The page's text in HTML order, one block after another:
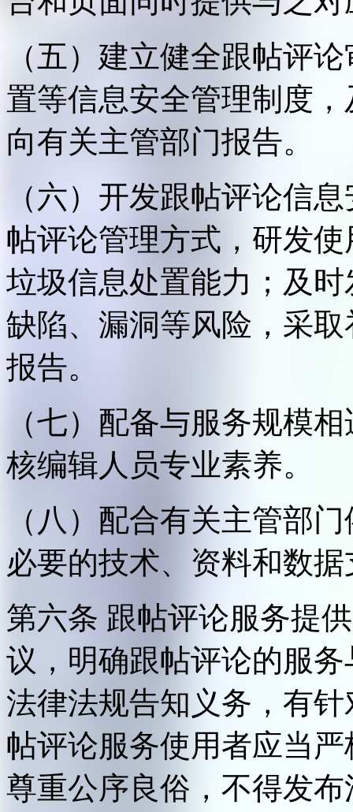
（五）建立健全跟帖评
置等信息安全管理制度
向有关主管部门报告。
（六）开发跟帖评论信
帖评论管理方式，研发
垃圾信息处置能力；及
缺陷、漏洞等风险，采
报告。
（七）配备与服务规模
核编辑人员专业素养。
（八）配合有关主管部
必要的技术、资料和数
第六条 跟帖评论服务提
议，明确跟帖评论的服
法律法规告知义务，有
帖评论服务使用者应当
尊重公序良俗，不得发